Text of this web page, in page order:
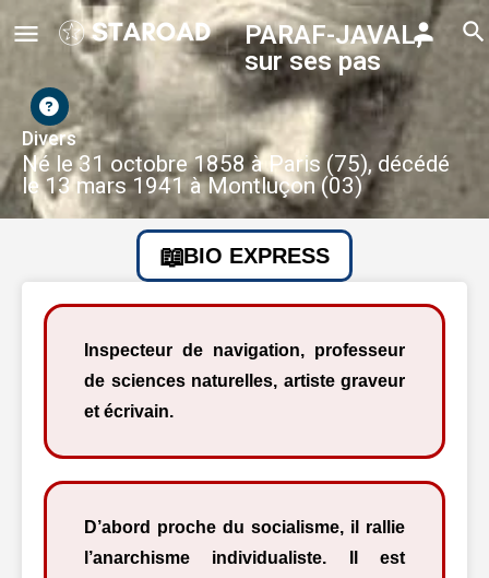
PARAF-JAVAL,
sur ses pas
Divers
Né le 31 octobre 1858 à Paris (75), décédé
le 13 mars 1941 à Montluçon (03)
BIO EXPRESS
Inspecteur de navigation, professeur
de sciences naturelles, artiste graveur
et écrivain.
D’abord proche du socialisme, il rallie
l’anarchisme individualiste. Il est